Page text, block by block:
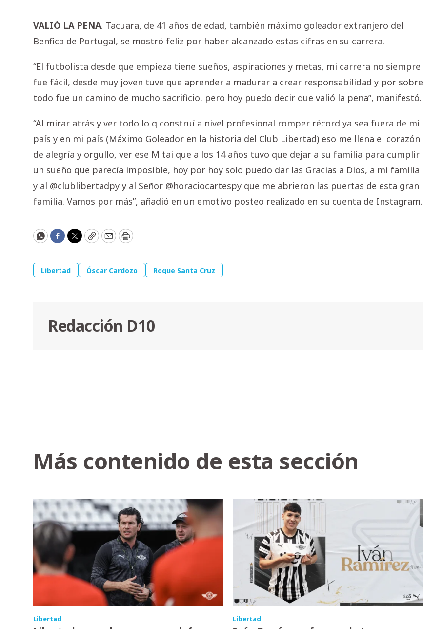
VALIÓ LA PENA. Tacuara, de 41 años de edad, también máximo goleador extranjero del
Benfica de Portugal, se mostró feliz por haber alcanzado estas cifras en su carrera.
“El futbolista desde que empieza tiene sueños, aspiraciones y metas, mi carrera no siempre
fue fácil, desde muy joven tuve que aprender a madurar a crear responsabilidad y por sobre
todo fue un camino de mucho sacrificio, pero hoy puedo decir que valió la pena”, manifestó.
“Al mirar atrás y ver todo lo q construí a nivel profesional romper récord ya sea fuera de mi
país y en mi país (Máximo Goleador en la historia del Club Libertad) eso me llena el corazón
de alegría y orgullo, ver ese Mitai que a los 14 años tuvo que dejar a su familia para cumplir
un sueño que parecía imposible, hoy por hoy solo puedo dar las Gracias a Dios, a mi familia
y al @clublibertadpy y al Señor @horaciocartespy que me abrieron las puertas de esta gran
familia. Vamos por más”, añadió en un emotivo posteo realizado en su cuenta de Instagram.
WhatsApp
Facebook
Twitter
CopyEmailPrint
Libertad Óscar Cardozo Roque Santa Cruz
Redacción D10
Más contenido de esta sección
Libertad Libertad